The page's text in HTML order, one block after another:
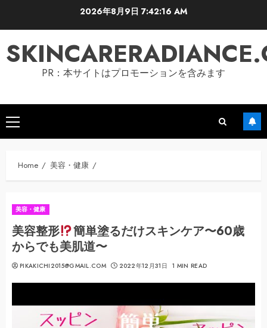
2026年8月9日7:42:17 AM
PR：本サイトはプロモーションを含みます
Primary
Menu
Home 美容・健康
美容・健康
美容整形
簡単塗るだけスキンケア〜60歳
からでも美肌道〜
PIKAKICHI2015@GMAIL.COM 2022年12月31日 1 MIN READ